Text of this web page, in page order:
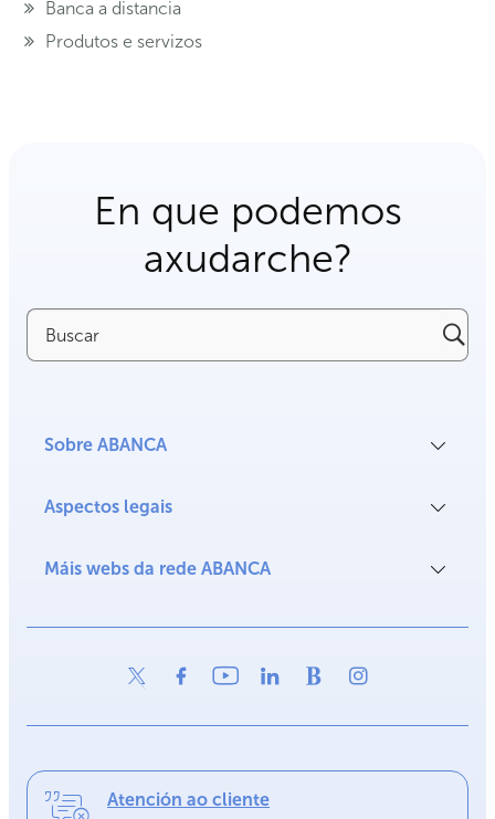
Banca a distancia
Produtos e servizos
En que podemos
axudarche?
Buscar
Sobre ABANCA
Aspectos legais
Máis webs da rede ABANCA
Atención ao cliente